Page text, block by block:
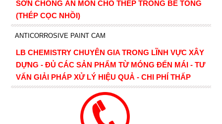
SƠN CHỐNG ĂN MÒN CHO THÉP TRONG BÊ TÔNG
(THÉP CỌC NHỒI)
ANTICORROSIVE PAINT CAM
LB CHEMISTRY CHUYÊN GIA TRONG LĨNH VỰC XÂY
DỰNG - ĐỦ CÁC SẢN PHẨM TỪ MÓNG ĐẾN MÁI - TƯ
VẤN GIẢI PHÁP XỬ LÝ HIỆU QUẢ - CHI PHÍ THẤP